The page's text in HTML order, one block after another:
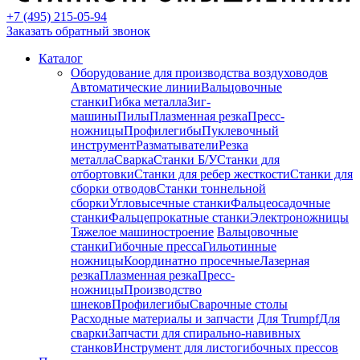
+7 (495) 215-05-94
Заказать обратный звонок
Каталог
Оборудование для производства воздуховодов
Автоматические линииВальцовочные
станкиГибка металлаЗиг-
машиныПилыПлазменная резкаПресс-
ножницыПрофилегибыПуклевочный
инструментРазматывателиРезка
металлаСваркаСтанки Б/УСтанки для
отбортовкиСтанки для ребер жесткостиСтанки для
сборки отводовСтанки тоннельной
сборкиУгловысечные станкиФальцеосадочные
станкиФальцепрокатные станкиЭлектроножницы
Тяжелое машиностроение Вальцовочные
станкиГибочные прессаГильотинные
ножницыКоординатно просечныеЛазерная
резкаПлазменная резкаПресс-
ножницыПроизводство
шнековПрофилегибыСварочные столы
Расходные материалы и запчасти Для TrumpfДля
сваркиЗапчасти для спирально-навивных
станковИнструмент для листогибочных прессов